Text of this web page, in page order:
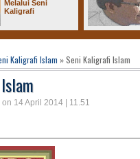
Seni
Kaligrafi Islam » Seni Kaligrafi Islam
14 April 2014 | 11.51